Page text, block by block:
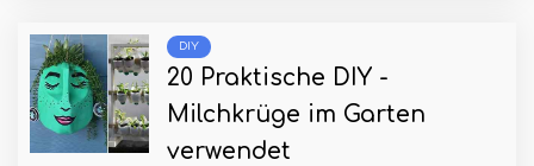
DIY
20 Praktische DIY -
Milchkrüge im Garten
verwendet